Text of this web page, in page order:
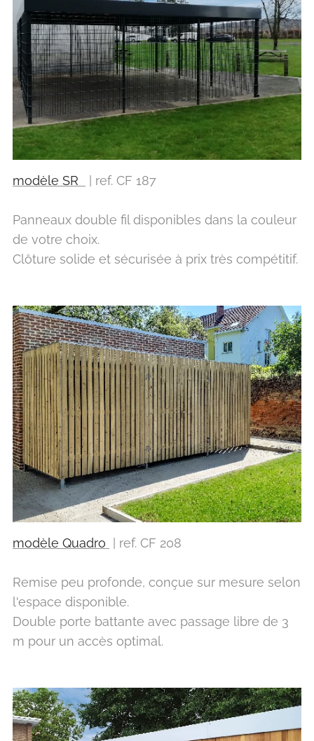
modèle SR | ref. CF 187
Panneaux double fil disponibles dans la couleur
de votre choix.
Clôture solide et sécurisée à prix très compétitif.
modèle Quadro | ref. CF 208
Remise peu profonde, conçue sur mesure selon
l'espace disponible.
Double porte battante avec passage libre de 3
m pour un accès optimal.